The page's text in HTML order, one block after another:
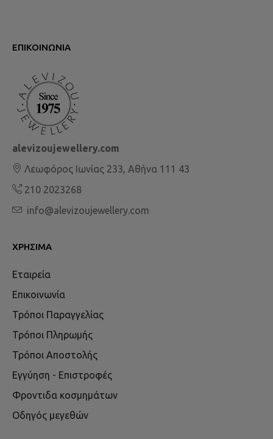
ΕΠΙΚΟΙΝΩΝΊΑ
alevizoujewellery.com
Λεωφόρος Ιωνίας 233, Αθήνα 111 43
210 2023268
info@alevizoujewellery.com
ΧΡΉΣΙΜΑ
Εταιρεία
Επικοινωνία
Τρόποι Παραγγελίας
Τρόποι Πληρωμής
Τρόποι Αποστολής
Εγγύηση - Επιστροφές
Φροντιδα κοσμημάτων
Οδηγός μεγεθών